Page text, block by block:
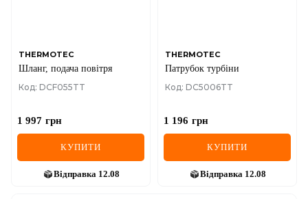
THERMOTEC
Шланг, подача повітря
Код: DCF055TT
1 997 грн
КУПИТИ
Відправка 12.08
THERMOTEC
Патрубок турбіни
Код: DC5006TT
1 196 грн
КУПИТИ
Відправка 12.08